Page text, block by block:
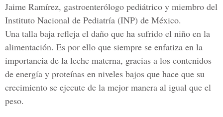
Jaime Ramírez, gastroenterólogo pediátrico y miembro del
Instituto Nacional de Pediatría (INP) de México.
Una talla baja refleja el daño que ha sufrido el niño en la
alimentación. Es por ello que siempre se enfatiza en la
importancia de la leche materna, gracias a los contenidos
de energía y proteínas en niveles bajos que hace que su
crecimiento se ejecute de la mejor manera al igual que el
peso.